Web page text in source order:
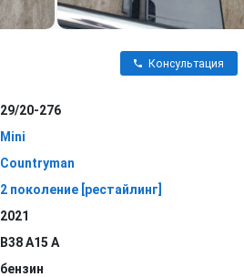
Консультация
29/20-276
Mini
Countryman
2 поколение [рестайлинг]
2021
B38 A15 A
бензин